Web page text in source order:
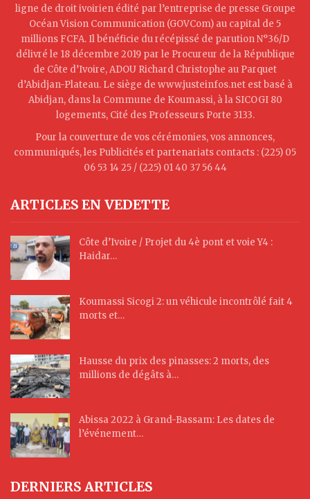
ligne de droit ivoirien édité par l’entreprise de presse Groupe
Océan Vision Communication (GOVCom) au capital de 5
millions FCFA. Il bénéficie du récépissé de parution N°36/D
délivré le 18 décembre 2019 par le Procureur de la République
de Côte d’Ivoire, ADOU Richard Christophe au Parquet
d’Abidjan-Plateau. Le siège de www.justeinfos.net est basé à
Abidjan, dans la Commune de Koumassi, à la SICOGI 80
logements, Cité des Professeurs Porte 3133.
Pour la couverture de vos cérémonies, vos annonces,
communiqués, les Publicités et partenariats contacts : (225) 05
06 53 14 25 / (225) 01 40 37 56 44
ARTICLES EN VEDETTE
Côte d’Ivoire / Projet du 4è pont et voie Y4 :
Haidar…
Koumassi Sicogi 2: un véhicule incontrôlé fait 4
morts et…
Hausse du prix des pinasses: 2 morts, des
millions de dégâts à…
Abissa 2022 à Grand-Bassam: Les dates de
l’événement…
DERNIERS ARTICLES